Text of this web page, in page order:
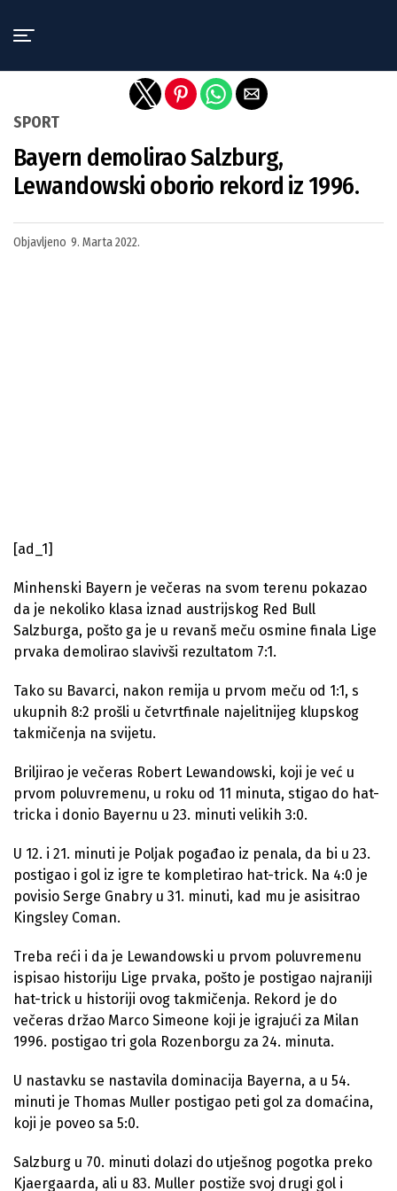
SPORT
Bayern demolirao Salzburg,
Lewandowski oborio rekord iz 1996.
Objavljeno 9. Marta 2022.
[ad_1]
Minhenski Bayern je večeras na svom terenu pokazao
da je nekoliko klasa iznad austrijskog Red Bull
Salzburga, pošto ga je u revanš meču osmine finala Lige
prvaka demolirao slavivši rezultatom 7:1.
Tako su Bavarci, nakon remija u prvom meču od 1:1, s
ukupnih 8:2 prošli u četvrtfinale najelitnijeg klupskog
takmičenja na svijetu.
Briljirao je večeras Robert Lewandowski, koji je već u
prvom poluvremenu, u roku od 11 minuta, stigao do hat-
tricka i donio Bayernu u 23. minuti velikih 3:0.
U 12. i 21. minuti je Poljak pogađao iz penala, da bi u 23.
postigao i gol iz igre te kompletirao hat-trick. Na 4:0 je
povisio Serge Gnabry u 31. minuti, kad mu je asisitrao
Kingsley Coman.
Treba reći i da je Lewandowski u prvom poluvremenu
ispisao historiju Lige prvaka, pošto je postigao najraniji
hat-trick u historiji ovog takmičenja. Rekord je do
večeras držao Marco Simeone koji je igrajući za Milan
1996. postigao tri gola Rozenborgu za 24. minuta.
U nastavku se nastavila dominacija Bayerna, a u 54.
minuti je Thomas Muller postigao peti gol za domaćina,
koji je poveo sa 5:0.
Salzburg u 70. minuti dolazi do utješnog pogotka preko
Kjaergaarda, ali u 83. Muller postiže svoj drugi gol i